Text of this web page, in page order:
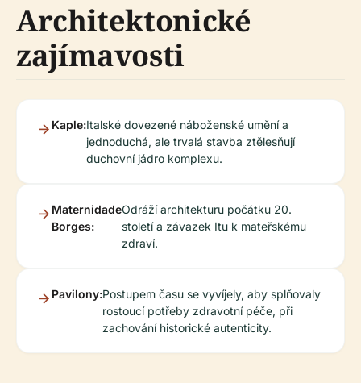
Architektonické
zajímavosti
Kaple:Italské dovezené náboženské umění a
jednoduchá, ale trvalá stavba ztělesňují
duchovní jádro komplexu.
Maternidade
Borges:
Odráží architekturu počátku 20.
století a závazek Itu k mateřskému
zdraví.
Pavilony:Postupem času se vyvíjely, aby splňovaly
rostoucí potřeby zdravotní péče, při
zachování historické autenticity.